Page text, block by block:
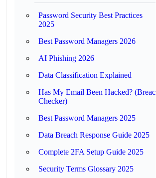
Password Security Best Practices
2025
Best Password Managers 2026
AI Phishing 2026
Data Classification Explained
Has My Email Been Hacked? (Breach
Checker)
Best Password Managers 2025
Data Breach Response Guide 2025
Complete 2FA Setup Guide 2025
Security Terms Glossary 2025